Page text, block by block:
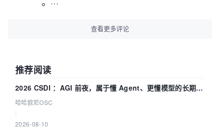
查看更多评论
推荐阅读
2026 CSDI ：AGI 前夜，属于懂 Agent、更懂模型的长期深
耕企业
哈哈欧尼OSC
2026-08-10